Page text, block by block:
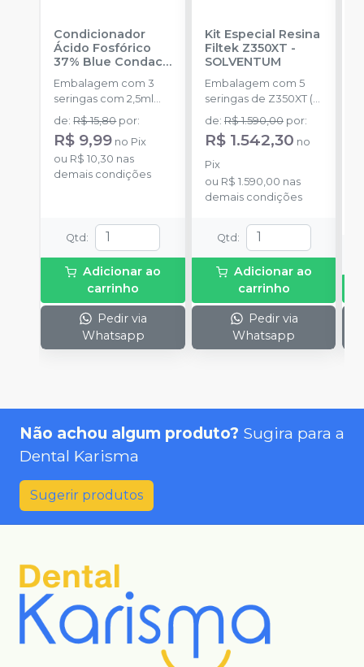
Condicionador
Ácido Fosfórico
37% Blue Condac-
FGM
Embalagem com 3
seringas com 2,5ml
cada uma e 3
ponteiras para
aplicação.
de:R$ 15,80 por:
R$ 9,99 no Pix
ou R$ 10,30 nas
demais condições
Qtd :
Adicionar ao
carrinho
Pedir via
Whatsapp
Kit Especial Resina
Filtek Z350XT -
SOLVENTUM
Embalagem com 5
seringas de Z350XT (
A2D,A1B,A2B,A1E,A2E
4g) + 1 scotchbond
plus 1,5ml + 1 filtek
supreme A2 de 2g + 1
filtek one A2 de 4g +
lata.
de: R$ 1.590,00 por:
R$ 1.542,30 no
Pix
ou R$ 1.590,00 nas
demais condições
Qtd :
Adicionar ao
carrinho
Pedir via
Whatsapp
Não achou algum produto? Sugira para a
Dental Karisma
Sugerir produtos